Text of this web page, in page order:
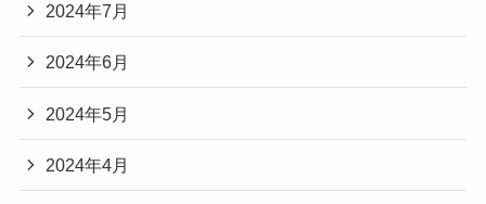
2024年7月
2024年6月
2024年5月
2024年4月